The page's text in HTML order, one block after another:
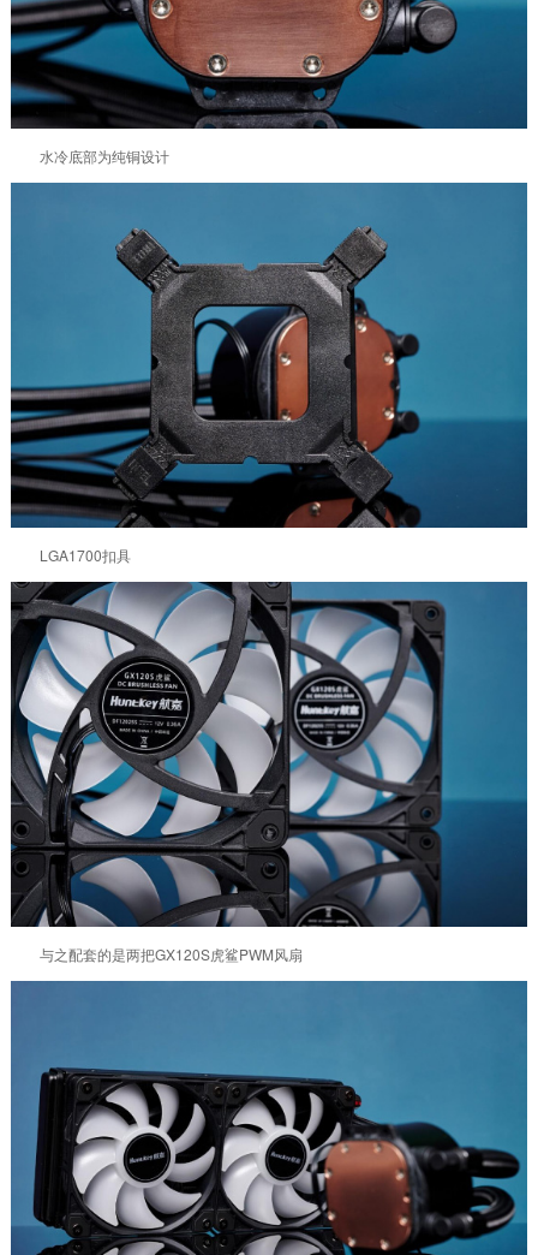
水冷底部为纯铜设计
LGA1700扣具
与之配套的是两把GX120S虎鲨PWM风扇